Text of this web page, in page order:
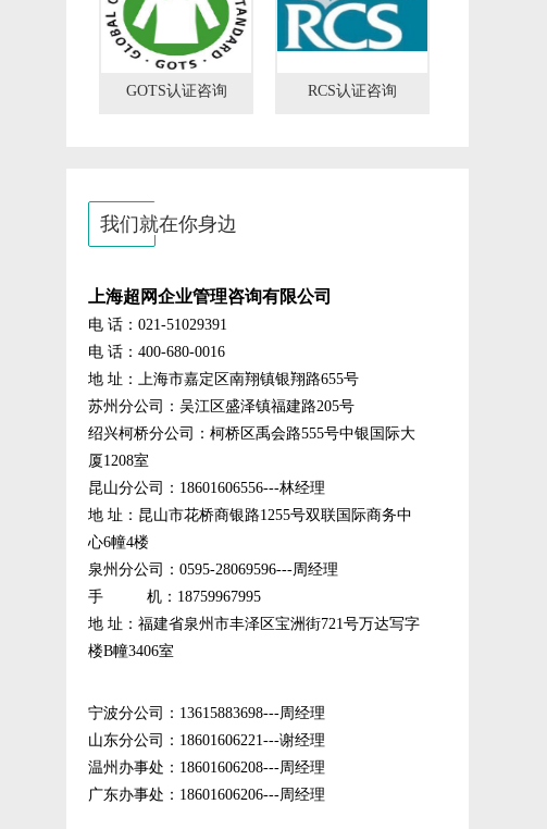
GOTS认证咨询 RCS认证咨询
我们就在你身边
上海超网企业管理咨询有限公司
电 话：021-51029391
电 话：400-680-0016
地 址：上海市嘉定区南翔镇银翔路655号
苏州分公司：吴江区盛泽镇福建路205号
绍兴柯桥分公司：柯桥区禹会路555号中银国际大
厦1208室
昆山分公司：18601606556---林经理
地 址：昆山市花桥商银路1255号双联国际商务中
心6幢4楼
泉州分公司：0595-28069596---周经理
手 机：18759967995
地 址：福建省泉州市丰泽区宝洲街721号万达写字
楼B幢3406室
宁波分公司：13615883698---周经理
山东分公司：18601606221---谢经理
温州办事处：18601606208---周经理
广东办事处：18601606206---周经理